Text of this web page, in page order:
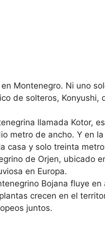
en Montenegro. Ni uno
de solteros,
llamada Kotor,
metro de ancho. Y en
casa y solo treinta
de Orjen, ubicado
en Europa.
Bojana fluye
crecen en el
juntos.